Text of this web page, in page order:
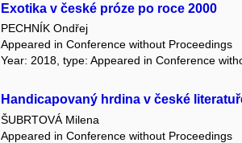
Exotika v české próze po roce 2000
PECHNÍK Ondřej
Appeared in Conference without Proceedings
Year: 2018, type: Appeared in Conference
Handicapovaný hrdina v české
ŠUBRTOVÁ Milena
Appeared in Conference without Proceedings